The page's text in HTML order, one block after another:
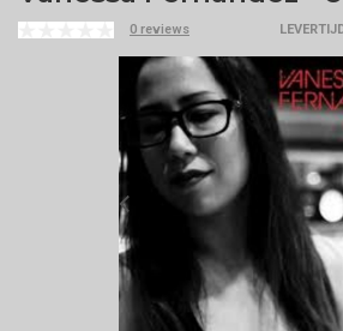
0 reviews